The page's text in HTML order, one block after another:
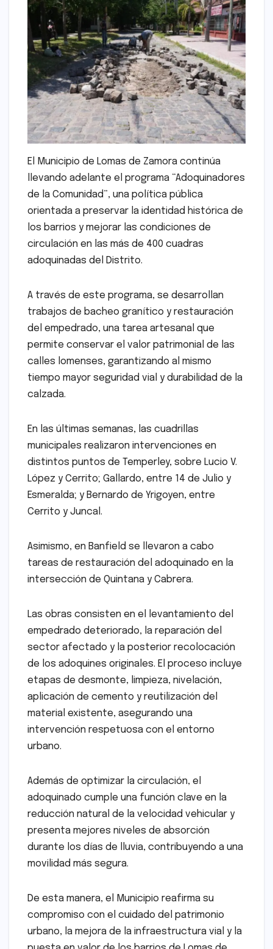
El Municipio de Lomas de Zamora continúa
llevando adelante el programa “Adoquinadores
de la Comunidad”, una política pública
orientada a preservar la identidad histórica de
los barrios y mejorar las condiciones de
circulación en las más de 400 cuadras
adoquinadas del Distrito.
A través de este programa, se desarrollan
trabajos de bacheo granítico y restauración
del empedrado, una tarea artesanal que
permite conservar el valor patrimonial de las
calles lomenses, garantizando al mismo
tiempo mayor seguridad vial y durabilidad de la
calzada.
En las últimas semanas, las cuadrillas
municipales realizaron intervenciones en
distintos puntos de Temperley, sobre Lucio V.
López y Cerrito; Gallardo, entre 14 de Julio y
Esmeralda; y Bernardo de Yrigoyen, entre
Cerrito y Juncal.
Asimismo, en Banfield se llevaron a cabo
tareas de restauración del adoquinado en la
intersección de Quintana y Cabrera.
Las obras consisten en el levantamiento del
empedrado deteriorado, la reparación del
sector afectado y la posterior recolocación
de los adoquines originales. El proceso incluye
etapas de desmonte, limpieza, nivelación,
aplicación de cemento y reutilización del
material existente, asegurando una
intervención respetuosa con el entorno
urbano.
Además de optimizar la circulación, el
adoquinado cumple una función clave en la
reducción natural de la velocidad vehicular y
presenta mejores niveles de absorción
durante los días de lluvia, contribuyendo a una
movilidad más segura.
De esta manera, el Municipio reafirma su
compromiso con el cuidado del patrimonio
urbano, la mejora de la infraestructura vial y la